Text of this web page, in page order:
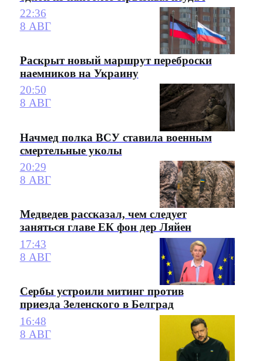
22:36
8 АВГ
Раскрыт новый маршрут переброски
наемников на Украину
20:50
8 АВГ
Начмед полка ВСУ ставила военным
смертельные уколы
20:29
8 АВГ
Медведев рассказал, чем следует
заняться главе ЕК фон дер Ляйен
17:43
8 АВГ
Сербы устроили митинг против
приезда Зеленского в Белград
16:48
8 АВГ